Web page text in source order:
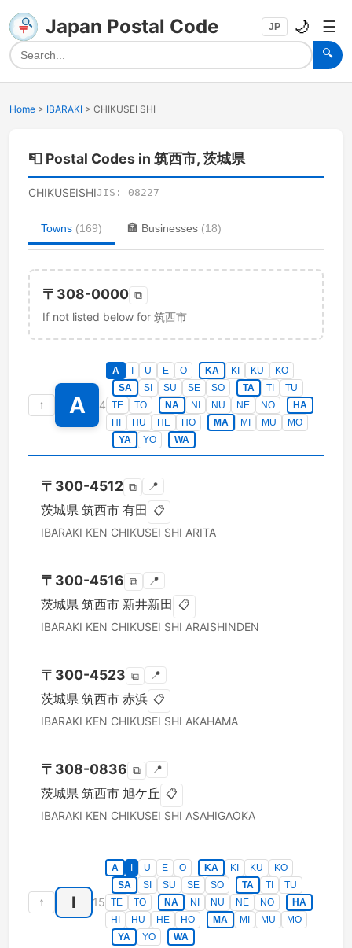
Japan Postal Code
🔍
JP 🌙 ☰
Home > IBARAKI > CHIKUSEI SHI
📮 Postal Codes in 筑西市, 茨城県
CHIKUSEISHIJIS: 08227
Towns (169) 🏣 Businesses (18)
〒 308-0000 ⧉
If not listed below for 筑西市
↑ A 4
A U E O KA KI KU
KO
SA
SI SU SE SO TA TI
TU
TE
TO NA NI NU NE NO
HA
HI
HU HE HO MA MI MU
MO
YA
YO WA
〒 300-4512 ⧉ 📍
茨城県 筑西市 有田 📋
IBARAKI KEN CHIKUSEI SHI ARITA
〒 300-4516 ⧉ 📍
茨城県 筑西市 新井新田 📋
IBARAKI KEN CHIKUSEI SHI ARAISHINDEN
〒 300-4523 ⧉ 📍
茨城県 筑西市 赤浜 📋
IBARAKI KEN CHIKUSEI SHI AKAHAMA
〒 308-0836 ⧉ 📍
茨城県 筑西市 旭ケ丘 📋
IBARAKI KEN CHIKUSEI SHI ASAHIGAOKA
↑ I 15
A U E O KA KI KU
KO
SA
SI SU SE SO TA TI
TU
TE
TO NA NI NU NE NO
HA
HI
HU HE HO MA MI MU
MO
YA
YO WA